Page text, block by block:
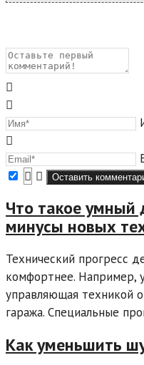
Что такое
минусы новых
Технический прогресс
комфортнее. Например,
управляющая техникой
гаража. Специальные
Как уменьшить